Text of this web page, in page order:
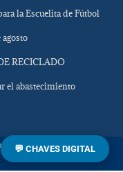
la Escuelita de Fútbol
RECICLADO
el abastecimiento
los derechos
💬 CHAVES DIGITAL